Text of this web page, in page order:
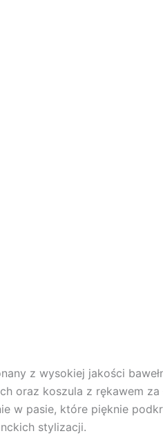
z wysokiej jakości
oraz koszula z rękawem
w pasie, które pięknie
stylizacji.